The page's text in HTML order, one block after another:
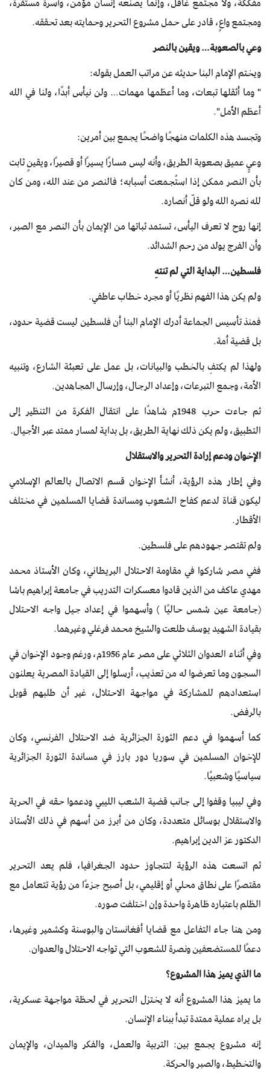
ومجتمع واعٍ، قادر على حمل مشروع التحرير وحمايته بعد تحققه.
وعي بالصعوبة… ويقين بالنصر
ويختم الإمام البنا حديثه عن مراتب العمل بقوله:​
" وما أثقلها تبعات، وما أعظمها مهمات… ولن نيأس أبدًا، ولنا في الله
أعظم الأمل".
وتجسد هذه الكلمات منهجًا واضحًا يجمع بين أمرين:
وعيٍ عميق بصعوبة الطريق، وأنه ليس مسارًا يسيرًا أو قصيرًا، ويقينٍ ثابت
بأن النصر ممكن إذا استُجمعت أسبابه؛ فالنصر من عند الله، ومن كان
لله نصره الله ولو قلّ أنصاره.
إنها روح لا تعرف اليأس، تستمد ثباتها من الإيمان بأن النصر مع الصبر،
وأن الفرج يولد من رحم الشدائد.
فلسطين… البداية التي لم تنتهِ
ولم يكن هذا الفهم نظريًا أو مجرد خطاب عاطفي.
فمنذ تأسيس الجماعة أدرك الإمام البنا أن فلسطين ليست قضية حدود،
بل قضية أمة.
ولهذا لم يكتفِ بالخطب والبيانات، بل عمل على تعبئة الشارع، وتنبيه
الأمة، وجمع التبرعات، وإعداد الرجال، وإرسال المجاهدين.
ثم جاءت حرب 1948م شاهدًا على انتقال الفكرة من التنظير إلى
التطبيق، ولم يكن ذلك نهاية الطريق، بل بداية لمسار ممتد عبر الأجيال.
الإخوان ودعم إرادة التحرير والاستقلال
وفي إطار هذه الرؤية، أنشأ الإخوان قسم الاتصال بالعالم الإسلامي
ليكون قناة لدعم كفاح الشعوب ومساندة قضايا المسلمين في مختلف
الأقطار.
ولم تقتصر جهودهم على فلسطين.
ففي مصر شاركوا في مقاومة الاحتلال البريطاني، وكان الأستاذ محمد
مهدي عاكف من الذين قادوا معسكرات التدريب في جامعة إبراهيم باشا
(جامعة عين شمس حاليًا ) وأسهموا في إعداد جيل واجه الاحتلال
بقيادة الشهيد يوسف طلعت والشيخ محمد فرغلي وغيرهما.
وفي أثناء العدوان الثلاثي على مصر عام 1956م، ورغم وجود الإخوان في
السجون وما تعرضوا له من تعذيب، أرسلوا إلى القيادة المصرية يعلنون
استعدادهم للمشاركة في مواجهة الاحتلال، غير أن طلبهم قوبل
بالرفض.
كما أسهموا في دعم الثورة الجزائرية ضد الاحتلال الفرنسي، وكان
للإخوان المسلمين في سوريا دور بارز في مساندة الثورة الجزائرية
سياسيًا وشعبيًا.
وفي ليبيا وقفوا إلى جانب قضية الشعب الليبي ودعموا حقه في الحرية
والاستقلال بوسائل متعددة، وكان من أبرز من أسهم في ذلك الأستاذ
الدكتور عز الدين إبراهيم.
ثم اتسعت هذه الرؤية لتتجاوز حدود الجغرافيا، فلم يعد التحرير
مقتصرًا على نطاق محلي أو إقليمي، بل أصبح جزءًا من رؤية تتعامل مع
الظلم باعتباره ظاهرة واحدة وإن اختلفت صوره.
ومن هنا جاء التفاعل مع قضايا أفغانستان والبوسنة وكشمير وغيرها،
دعمًا للمستضعفين ونصرة للشعوب التي تواجه الاحتلال والعدوان.
ما الذي يميز هذا المشروع؟
ما يميز هذا المشروع أنه لا يختزل التحرير في لحظة مواجهة عسكرية،
بل يراه عملية ممتدة تبدأ ببناء الإنسان.
إنه مشروع يجمع بين: التربية والعمل، والفكر والميدان، والإيمان
والتخطيط، والصبر والحركة.